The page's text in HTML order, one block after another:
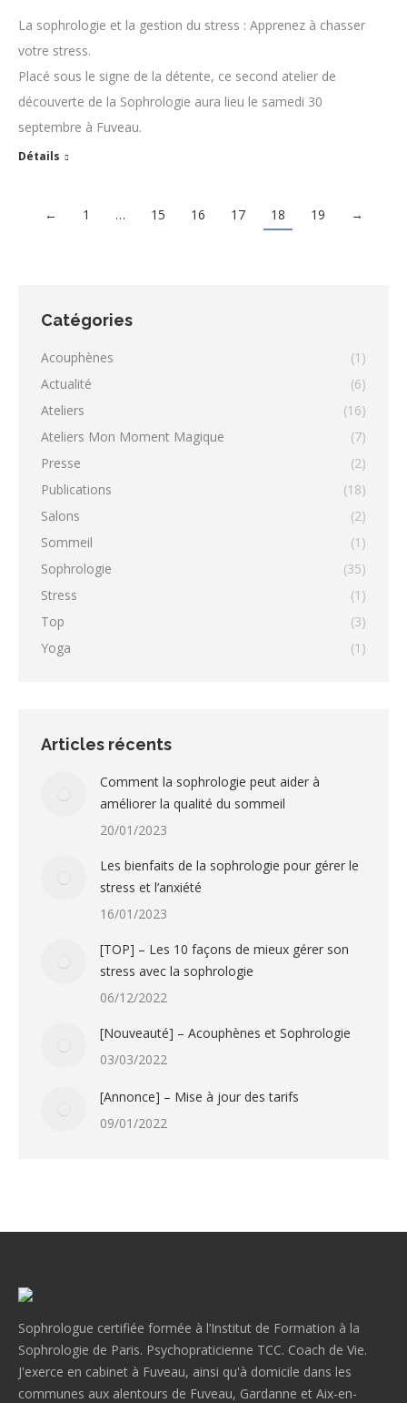
La sophrologie et la gestion du stress : Apprenez à chasser
votre stress.
Placé sous le signe de la détente, ce second atelier de
découverte de la Sophrologie aura lieu le samedi 30
septembre à Fuveau.
Détails
← 1 … 15 16 17 18 19 →
Catégories
Acouphènes
(1)
Actualité
(6)
Ateliers
(16)
Ateliers Mon Moment Magique
(7)
Presse
(2)
Publications
(18)
Salons
(2)
Sommeil
(1)
Sophrologie
(35)
Stress
(1)
Top
(3)
Yoga
(1)
Articles récents
Comment la sophrologie peut aider à
améliorer la qualité du sommeil
20/01/2023
Les bienfaits de la sophrologie pour gérer le
stress et l’anxiété
16/01/2023
[TOP] – Les 10 façons de mieux gérer son
stress avec la sophrologie
06/12/2022
[Nouveauté] – Acouphènes et Sophrologie
03/03/2022
[Annonce] – Mise à jour des tarifs
09/01/2022
Sophrologue certifiée formée à l’Institut de Formation à la
Sophrologie de Paris. Psychopraticienne TCC. Coach de Vie.
J'exerce en cabinet à Fuveau, ainsi qu'à domicile dans les
communes aux alentours de Fuveau, Gardanne et Aix-en-